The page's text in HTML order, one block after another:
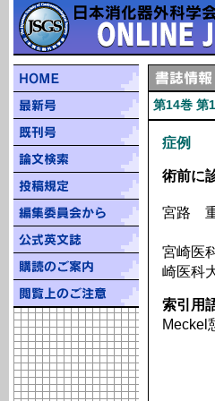
第14巻 第
症例
術前に
宮路
宮崎医
崎医科
索引用
Meckel